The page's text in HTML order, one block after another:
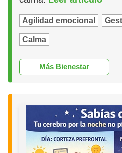
Agilidad emocional
Calma
Más Bienestar